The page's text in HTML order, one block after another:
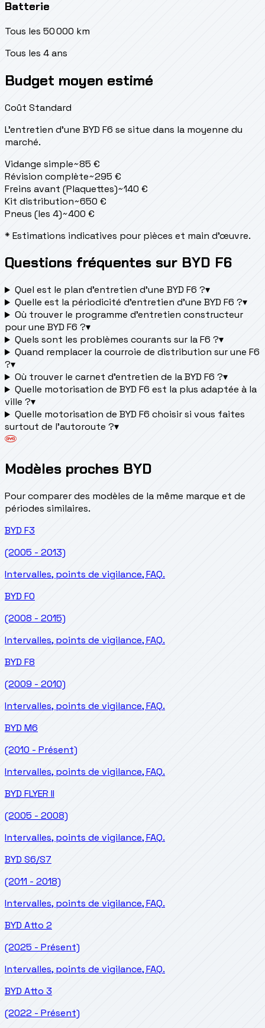
Batterie
Tous les 50 000 km
Tous les 4 ans
Budget moyen estimé
Coût Standard
L'entretien d'une BYD F6 se situe dans la moyenne du
marché.
Vidange simple~85 €
Révision complète~295 €
Freins avant (Plaquettes)~140 €
Kit distribution~650 €
Pneus (les 4)~400 €
* Estimations indicatives pour pièces et main d'œuvre.
Questions fréquentes sur BYD F6
Quel est le plan d’entretien d’une BYD F6 ?▾
Quelle est la périodicité d’entretien d’une BYD F6 ?▾
Où trouver le programme d’entretien constructeur
pour une BYD F6 ?▾
Quels sont les problèmes courants sur la F6 ?▾
Quand remplacer la courroie de distribution sur une F6
?▾
Où trouver le carnet d'entretien de la BYD F6 ?▾
Quelle motorisation de BYD F6 est la plus adaptée à la
ville ?▾
Quelle motorisation de BYD F6 choisir si vous faites
surtout de l'autoroute ?▾
Modèles proches BYD
Pour comparer des modèles de la même marque et de
périodes similaires.
BYD F3
(2005 - 2013)
Intervalles, points de vigilance, FAQ.
BYD F0
(2008 - 2015)
Intervalles, points de vigilance, FAQ.
BYD F8
(2009 - 2010)
Intervalles, points de vigilance, FAQ.
BYD M6
(2010 - Présent)
Intervalles, points de vigilance, FAQ.
BYD FLYER II
(2005 - 2008)
Intervalles, points de vigilance, FAQ.
BYD S6/S7
(2011 - 2018)
Intervalles, points de vigilance, FAQ.
BYD Atto 2
(2025 - Présent)
Intervalles, points de vigilance, FAQ.
BYD Atto 3
(2022 - Présent)